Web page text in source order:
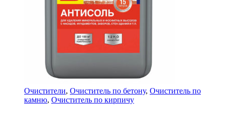
Очистители, Очиститель по бетону, Очиститель по
камню, Очиститель по кирпичу